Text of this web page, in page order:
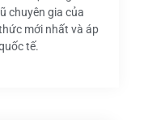
chuyên gia của
mới nhất và áp
tế.